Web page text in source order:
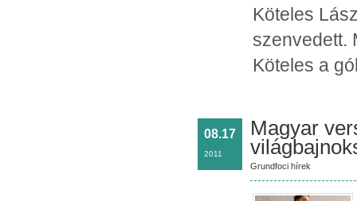
Köteles
szenvedett.
Köteles a
08.17
2011
Magyar
Grundfoci hírek